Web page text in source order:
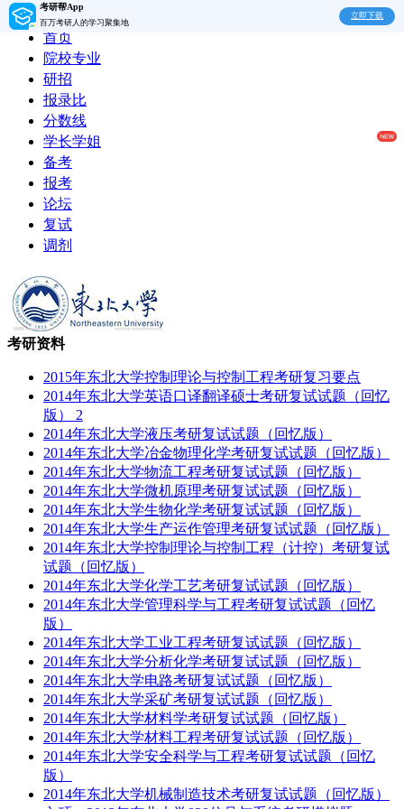
考研帮App
百万考研人的学习聚集地
立即下载
首页
院校专业
研招
报录比
分数线
学长学姐
备考
报考
论坛
复试
调剂
考研资料
2015年东北大学控制理论与控制工程考研复习要点
2014年东北大学英语口译翻译硕士考研复试试题（回忆
版） 2
2014年东北大学液压考研复试试题（回忆版）
2014年东北大学冶金物理化学考研复试试题（回忆版）
2014年东北大学物流工程考研复试试题（回忆版）
2014年东北大学微机原理考研复试试题（回忆版）
2014年东北大学生物化学考研复试试题（回忆版）
2014年东北大学生产运作管理考研复试试题（回忆版）
2014年东北大学控制理论与控制工程（计控）考研复试
试题（回忆版）
2014年东北大学化学工艺考研复试试题（回忆版）
2014年东北大学管理科学与工程考研复试试题（回忆
版）
2014年东北大学工业工程考研复试试题（回忆版）
2014年东北大学分析化学考研复试试题（回忆版）
2014年东北大学电路考研复试试题（回忆版）
2014年东北大学采矿考研复试试题（回忆版）
2014年东北大学材料学考研复试试题（回忆版）
2014年东北大学材料工程考研复试试题（回忆版）
2014年东北大学安全科学与工程考研复试试题（回忆
版）
2014年东北大学机械制造技术考研复试试题（回忆版）